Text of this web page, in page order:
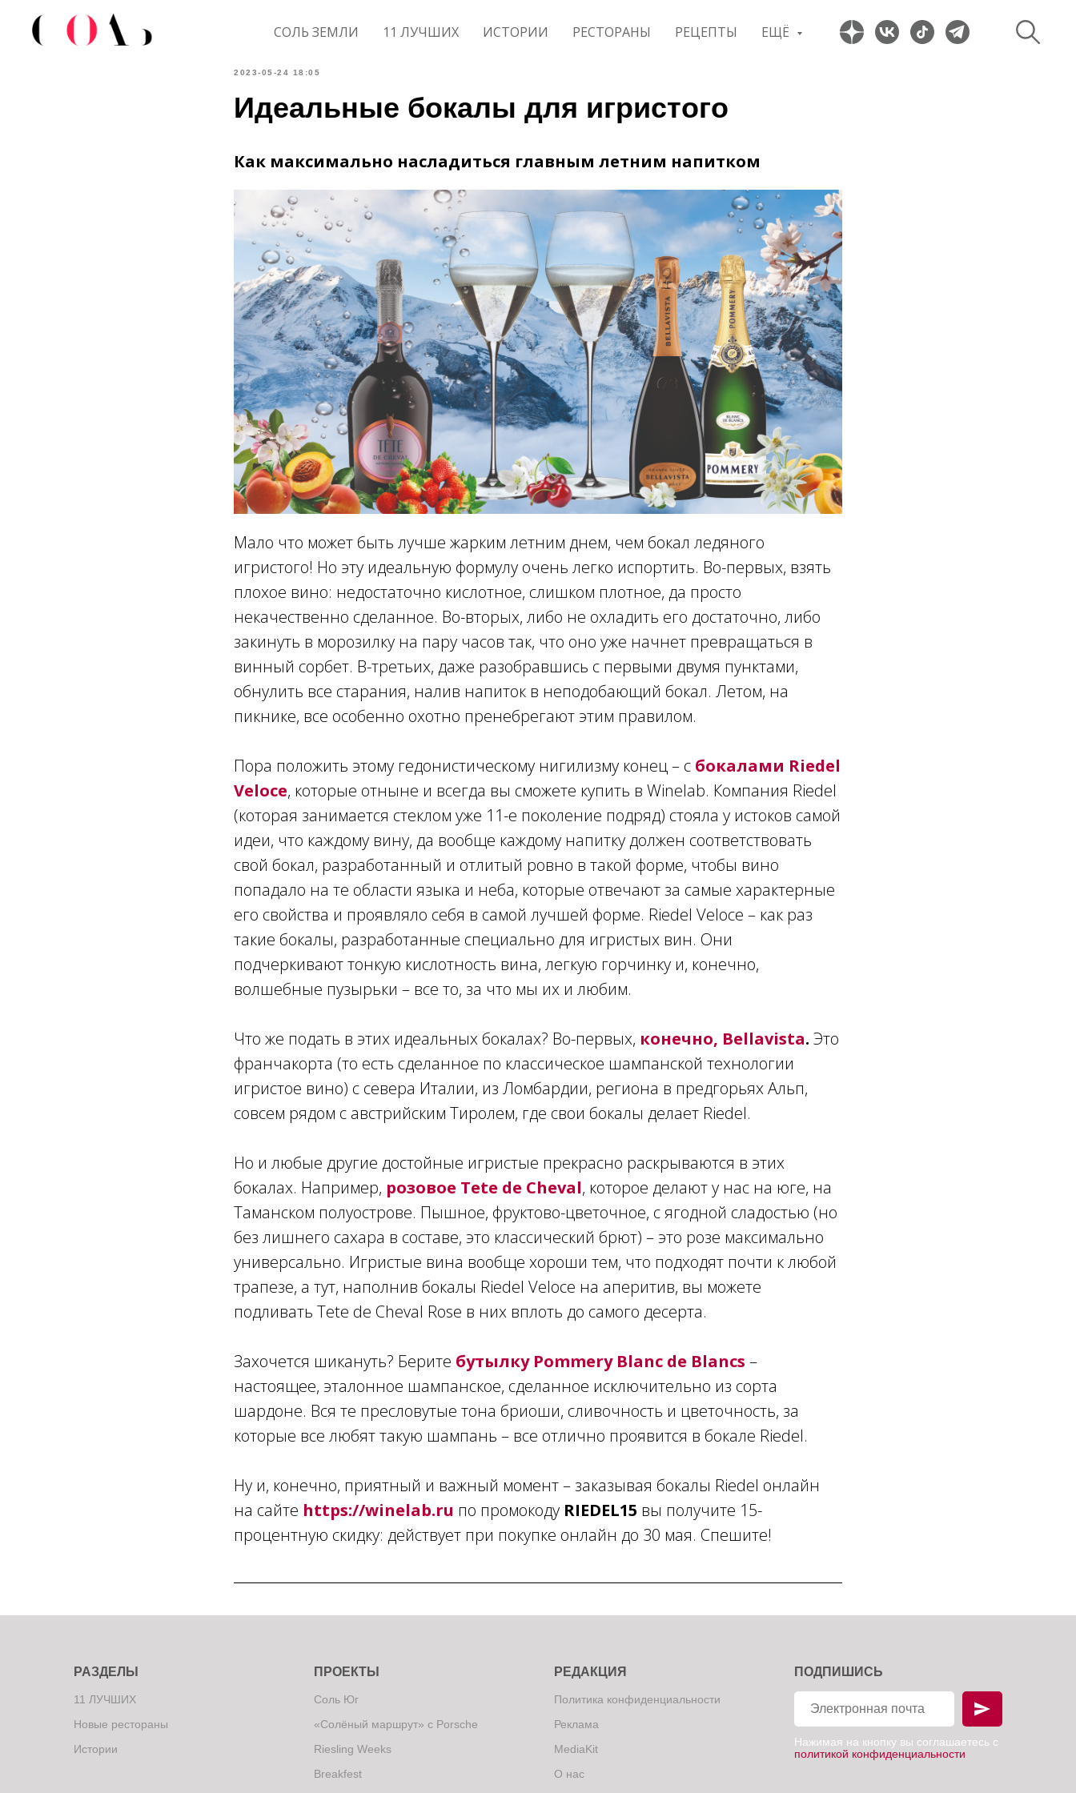
СОЛЬ ЗЕМЛИ 11 ЛУЧШИХ ИСТОРИИ РЕСТОРАНЫ РЕЦЕПТЫ ЕЩЁ
2023-05-24 18:05
Идеальные бокалы для игристого
Как максимально насладиться главным летним напитком
Мало что может быть лучше жарким летним днем, чем бокал ледяного
игристого! Но эту идеальную формулу очень легко испортить. Во-первых, взять
плохое вино: недостаточно кислотное, слишком плотное, да просто
некачественно сделанное. Во-вторых, либо не охладить его достаточно, либо
закинуть в морозилку на пару часов так, что оно уже начнет превращаться в
винный сорбет. В-третьих, даже разобравшись с первыми двумя пунктами,
обнулить все старания, налив напиток в неподобающий бокал. Летом, на
пикнике, все особенно охотно пренебрегают этим правилом.
Пора положить этому гедонистическому нигилизму конец – с бокалами Riedel
Veloce, которые отныне и всегда вы сможете купить в Winelab. Компания Riedel
(которая занимается стеклом уже 11-е поколение подряд) стояла у истоков самой
идеи, что каждому вину, да вообще каждому напитку должен соответствовать
свой бокал, разработанный и отлитый ровно в такой форме, чтобы вино
попадало на те области языка и неба, которые отвечают за самые характерные
его свойства и проявляло себя в самой лучшей форме. Riedel Veloce – как раз
такие бокалы, разработанные специально для игристых вин. Они
подчеркивают тонкую кислотность вина, легкую горчинку и, конечно,
волшебные пузырьки – все то, за что мы их и любим.
Что же подать в этих идеальных бокалах? Во-первых, конечно, Bellavista. Это
франчакорта (то есть сделанное по классическое шампанской технологии
игристое вино) с севера Италии, из Ломбардии, региона в предгорьях Альп,
совсем рядом с австрийским Тиролем, где свои бокалы делает Riedel.
Но и любые другие достойные игристые прекрасно раскрываются в этих
бокалах. Например, розовое Tete de Cheval, которое делают у нас на юге, на
Таманском полуострове. Пышное, фруктово-цветочное, с ягодной сладостью (но
без лишнего сахара в составе, это классический брют) – это розе максимально
универсально. Игристые вина вообще хороши тем, что подходят почти к любой
трапезе, а тут, наполнив бокалы Riedel Veloce на аперитив, вы можете
подливать Tete de Cheval Rose в них вплоть до самого десерта.
Захочется шикануть? Берите бутылку Pommery Blanc de Blancs –
настоящее, эталонное шампанское, сделанное исключительно из сорта
шардоне. Вся те пресловутые тона бриоши, сливочность и цветочность, за
которые все любят такую шампань – все отлично проявится в бокале Riedel.
Ну и, конечно, приятный и важный момент – заказывая бокалы Riedel онлайн
на сайте https://winelab.ru по промокоду RIEDEL15 вы получите 15-
процентную скидку: действует при покупке онлайн до 30 мая. Спешите!
РАЗДЕЛЫ
11 ЛУЧШИХ
Новые рестораны
Истории
ПРОЕКТЫ
Соль Юг
«Солёный маршрут» с Porsche
Riesling Weeks
Breakfest
РЕДАКЦИЯ
Политика конфиденциальности
Реклама
MediaKit
О нас
ПОДПИШИСЬ
Нажимая на кнопку вы соглашаетесь с
политикой конфиденциальности